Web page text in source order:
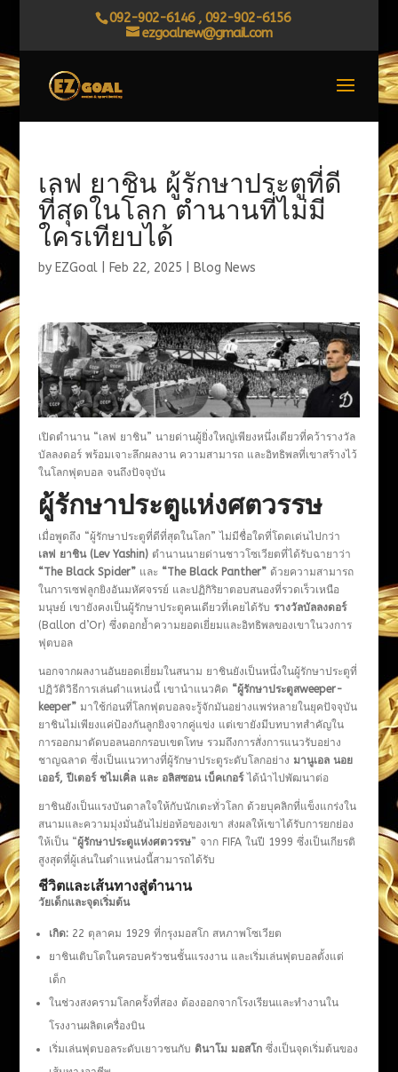
092-902-6146 , 092-902-6156
ezgoalnew@gmail.com
เลฟ ยาชิน ผู้รักษาประตูที่ดี
ที่สุดในโลก ตำนานที่ไม่มี
ใครเทียบได้
by EZGoal| Feb 22, 2025 Blog News
เปิดตำนาน “เลฟ ยาชิน” นายด่านผู้ยิ่งใหญ่เพียงหนึ่งเดียวที่คว้ารางวัล
บัลลงดอร์ พร้อมเจาะลึกผลงาน ความสามารถ และอิทธิพลที่เขาสร้างไว้
ในโลกฟุตบอล จนถึงปัจจุบัน
ผู้รักษาประตูแห่งศตวรรษ
เมื่อพูดถึง “ผู้รักษาประตูที่ดีที่สุดในโลก” ไม่มีชื่อใดที่โดดเด่นไปกว่า
เลฟ ยาชิน (Lev Yashin)ตำนานนายด่านชาวโซเวียตที่ได้รับฉายาว่า
“The Black Spider”และ “The Black Panther”ด้วยความสามารถ
ในการเซฟลูกยิงอันมหัศจรรย์ และปฏิกิริยาตอบสนองที่รวดเร็วเหนือ
มนุษย์ เขายังคงเป็นผู้รักษาประตูคนเดียวที่เคยได้รับ รางวัลบัลลงดอร์
(Ballon d’Or) ซึ่งตอกย้ำความยอดเยี่ยมและอิทธิพลของเขาในวงการ
ฟุตบอล
นอกจากผลงานอันยอดเยี่ยมในสนาม ยาชินยังเป็นหนึ่งในผู้รักษาประตูที่
ปฏิวัติวิธีการเล่นตำแหน่งนี้ เขานำแนวคิด “ผู้รักษาประตูสweeper-
keeper”มาใช้ก่อนที่โลกฟุตบอลจะรู้จักมันอย่างแพร่หลายในยุคปัจจุบัน
ยาชินไม่เพียงแค่ป้องกันลูกยิงจากคู่แข่ง แต่เขายังมีบทบาทสำคัญใน
การออกมาตัดบอลนอกกรอบเขตโทษ รวมถึงการสั่งการแนวรับอย่าง
ชาญฉลาด ซึ่งเป็นแนวทางที่ผู้รักษาประตูระดับโลกอย่าง มานูเอล นอย
เออร์, ปีเตอร์ ชไมเคิ่ล และ อลิสซอน เบ็คเกอร์ได้นำไปพัฒนาต่อ
ยาชินยังเป็นแรงบันดาลใจให้กับนักเตะทั่วโลก ด้วยบุคลิกที่แข็งแกร่งใน
สนามและความมุ่งมั่นอันไม่ย่อท้อของเขา ส่งผลให้เขาได้รับการยกย่อง
ให้เป็น “ผู้รักษาประตูแห่งศตวรรษ” จาก FIFA ในปี 1999 ซึ่งเป็นเกียรติ
สูงสุดที่ผู้เล่นในตำแหน่งนี้สามารถได้รับ
ชีวิตและเส้นทางสู่ตำนาน
วัยเด็กและจุดเริ่มต้น
เกิด:22 ตุลาคม 1929 ที่กรุงมอสโก สหภาพโซเวียต
ยาชินเติบโตในครอบครัวชนชั้นแรงงาน และเริ่มเล่นฟุตบอลตั้งแต่
เด็ก
ในช่วงสงครามโลกครั้งที่สอง ต้องออกจากโรงเรียนและทำงานใน
โรงงานผลิตเครื่องบิน
เริ่มเล่นฟุตบอลระดับเยาวชนกับ ดินาโม มอสโกซึ่งเป็นจุดเริ่มต้นของ